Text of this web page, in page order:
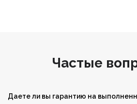
Частые
Даете ли вы гарантию на